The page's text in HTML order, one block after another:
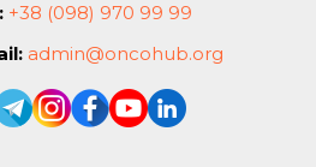
+38 (098) 970 99 99
admin@oncohub.org